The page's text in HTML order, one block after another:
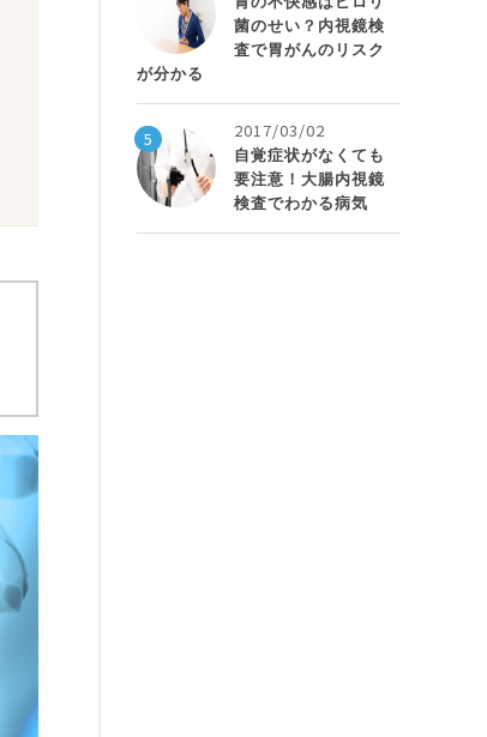
菌のせい？内視鏡検
査で胃がんのリスク
が分かる
5 2017/03/02
自覚症状がなくても
要注意！大腸内視鏡
検査でわかる病気